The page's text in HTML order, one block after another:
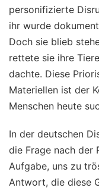
personifizierte
ihr wurde
Doch sie blieb
rettete sie ihre
dachte. Diese
Materiellen ist der
Menschen heute
In der deutschen
die Frage nach der
Aufgabe, uns zu
Antwort, die diese